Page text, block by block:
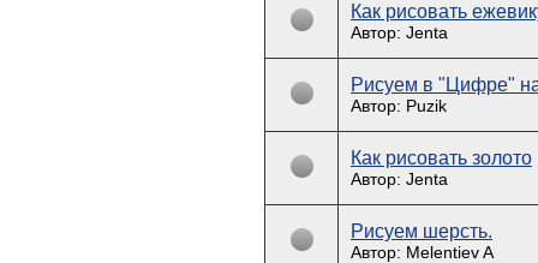
Как рисовать
Автор: Jenta
Рисуем в "Цифре"
Автор: Puzik
Как рисовать золото
Автор: Jenta
Рисуем шерсть.
Автор: Melentiev A